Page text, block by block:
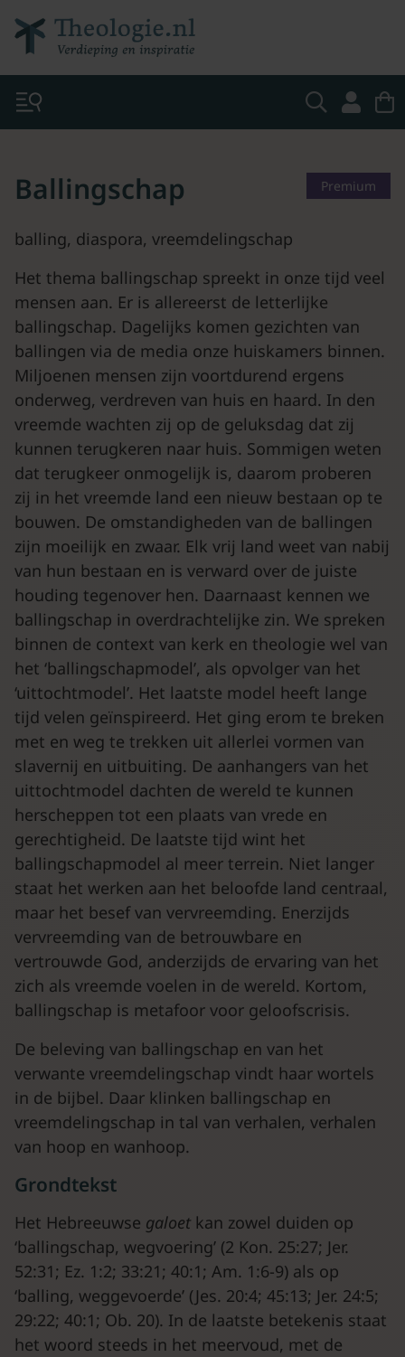
Premium
Ballingschap
balling, diaspora, vreemdelingschap
Het thema ballingschap spreekt in onze tijd veel
mensen aan. Er is allereerst de letterlijke
ballingschap. Dagelijks komen gezichten van
ballingen via de media onze huiskamers binnen.
Miljoenen mensen zijn voortdurend ergens
onderweg, verdreven van huis en haard. In den
vreemde wachten zij op de geluksdag dat zij
kunnen terugkeren naar huis. Sommigen weten
dat terugkeer onmogelijk is, daarom proberen
zij in het vreemde land een nieuw bestaan op te
bouwen. De omstandigheden van de ballingen
zijn moeilijk en zwaar. Elk vrij land weet van nabij
van hun bestaan en is verward over de juiste
houding tegenover hen. Daarnaast kennen we
ballingschap in overdrachtelijke zin. We spreken
binnen de context van kerk en theologie wel van
het ‘ballingschapmodel’, als opvolger van het
‘uittochtmodel’. Het laatste model heeft lange
tijd velen geïnspireerd. Het ging erom te breken
met en weg te trekken uit allerlei vormen van
slavernij en uitbuiting. De aanhangers van het
uittochtmodel dachten de wereld te kunnen
herscheppen tot een plaats van vrede en
gerechtigheid. De laatste tijd wint het
ballingschapmodel al meer terrein. Niet langer
staat het werken aan het beloofde land centraal,
maar het besef van vervreemding. Enerzijds
vervreemding van de betrouwbare en
vertrouwde God, anderzijds de ervaring van het
zich als vreemde voelen in de wereld. Kortom,
ballingschap is metafoor voor geloofscrisis.
De beleving van ballingschap en van het
verwante vreemdelingschap vindt haar wortels
in de bijbel. Daar klinken ballingschap en
vreemdelingschap in tal van verhalen, verhalen
van hoop en wanhoop.
Grondtekst
Het Hebreeuwse galoet kan zowel duiden op
‘ballingschap, wegvoering’ (2 Kon. 25:27; Jer.
52:31; Ez. 1:2; 33:21; 40:1; Am. 1:6-9) als op
‘balling, weggevoerde’ (Jes. 20:4; 45:13; Jer. 24:5;
29:22; 40:1; Ob. 20). In de laatste betekenis staat
het woord steeds in het meervoud, met de